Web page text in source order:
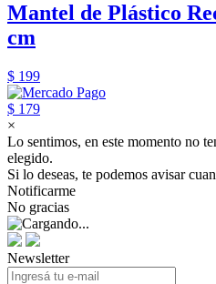
Mantel de Plástico
cm
$ 199
$ 179
×
Lo sentimos, en este momento no
elegido.
Si lo deseas, te podemos avisar
Notificarme
No gracias
Newsletter